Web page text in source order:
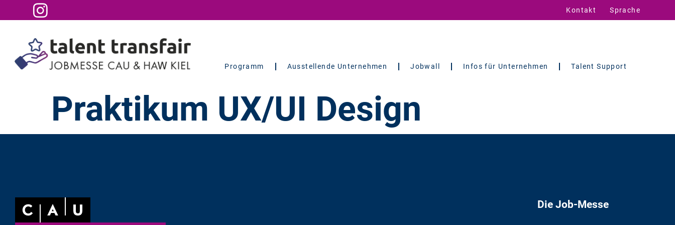
Kontakt Sprache
Programm Ausstellende Unternehmen Jobwall Infos für Unternehmen Talent Support
Praktikum UX/UI Design
Die Job-Messe